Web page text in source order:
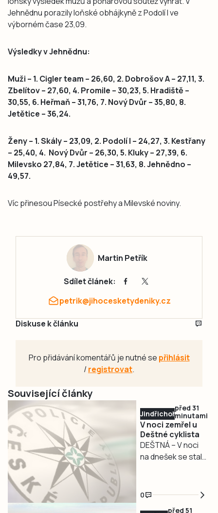
Jehnědnu porazily loňské obhájkyně z Podolí I ve
výborném čase 23,09.
Výsledky v Jehnědnu:
Muži – 1. Cigler team – 26,60, 2. Dobrošov A – 27,11, 3.
Zbelítov – 27,60, 4. Promile – 30,23, 5. Hradiště –
30,55, 6. Heřmaň – 31,76, 7. Nový Dvůr – 35,80, 8.
Jetětice – 36,24.
Ženy – 1. Skály – 23,09, 2. Podolí I – 24,27, 3. Kestřany
– 25,40, 4. Nový Dvůr – 26,30, 5. Kluky – 27,39, 6.
Milevsko 27,84, 7. Jetětice – 31,63, 8. Jehnědno –
49,57.
Víc přinesou Písecké postřehy a Milevské noviny.
Martin Petřík
Sdílet článek:
petrik@jihocesketydeniky.cz
Diskuse k článku
Pro přidávání komentářů je nutné se přihlásit
/registrovat.
Související články
Jindřichohradecko
před 31
minutami
V noci zemřel u
Deštné cyklista
DEŠTNÁ – V noci
na dnešek se stala
zraněním cyklisty
0
před 51